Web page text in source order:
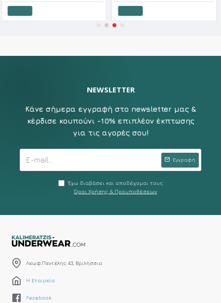
NEWSLETTER
Κάνε σήμερα εγγραφή στο newsletter μας &
κέρδισε κουπούνι -10% επιπλέον έκπτωσης
για τις αγορές σου!
Εγγραφή
Έχω διαβάσει και αποδέχομαι τους
Όροι Χρήσης & Προυποθέσεων
Λεωφ.Πεντέλης 43, Βριλήσσια
Η Εταιρεία
Facebook